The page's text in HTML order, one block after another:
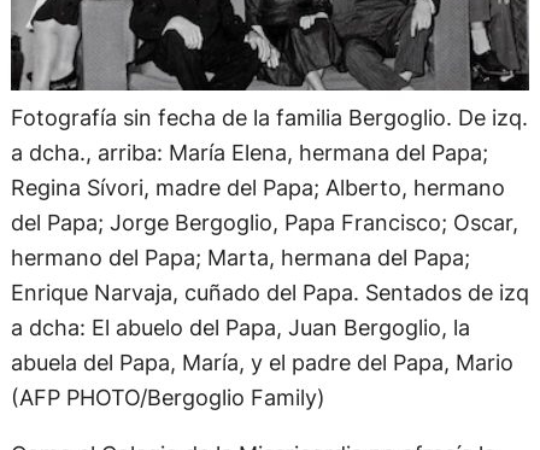
Fotografía sin fecha de la familia Bergoglio. De izq.
a dcha., arriba: María Elena, hermana del Papa;
Regina Sívori, madre del Papa; Alberto, hermano
del Papa; Jorge Bergoglio, Papa Francisco; Oscar,
hermano del Papa; Marta, hermana del Papa;
Enrique Narvaja, cuñado del Papa. Sentados de izq
a dcha: El abuelo del Papa, Juan Bergoglio, la
abuela del Papa, María, y el padre del Papa, Mario
(AFP PHOTO/Bergoglio Family)